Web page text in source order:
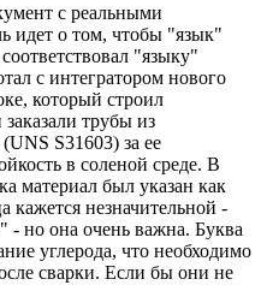
с реальными
идет о том, чтобы "язык"
"языку"
с интегратором нового
который строил
трубы из
S31603) за ее
в соленой среде. В
материал был указан как
кажется незначительной -
- но она очень важна. Буква
углерода, что необходимо
сварки. Если бы они не